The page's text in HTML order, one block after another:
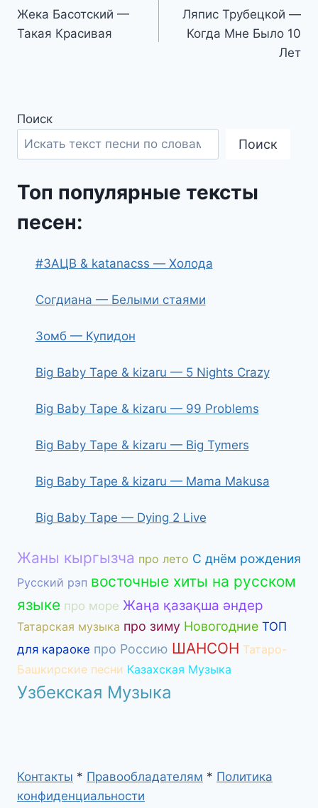
по
Жека Басотский —
Такая Красивая
Ляпис Трубецкой —
Когда Мне Было 10
Лет
Поиск
Поиск
Топ популярные тексты
песен:
#ЗАЦВ & katanacss — Холода
Согдиана — Белыми стаями
Зомб — Купидон
Big Baby Tape & kizaru — 5 Nights Crazy
Big Baby Tape & kizaru — 99 Problems
Big Baby Tape & kizaru — Big Tymers
Big Baby Tape & kizaru — Mama Makusa
Big Baby Tape — Dying 2 Live
Жаны кыргызча про лето С днём рождения
Русский рэп восточные хиты на русском
языке про море Жаңа қазақша әндер
Татарская музыка про зиму Новогодние ТОП
для караоке про Россию ШАНСОН Татаро-
Башкирские песни Казахская Музыка
Узбекская Музыка
Контакты * Правообладателям * Политика
конфиденциальности